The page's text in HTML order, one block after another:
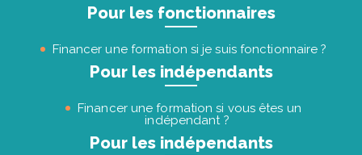
Pour les fonctionnaires
Financer une formation si je suis fonctionnaire ?
Pour les indépendants
Financer une formation si vous êtes un
indépendant ?
Pour les indépendants